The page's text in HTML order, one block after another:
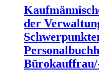
der